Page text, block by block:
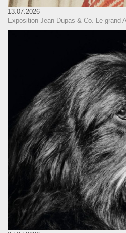
13.07.2026
Exposition Jean Dupas & Co. Le grand